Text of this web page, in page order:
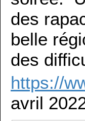
des
belle
des
https://
avril